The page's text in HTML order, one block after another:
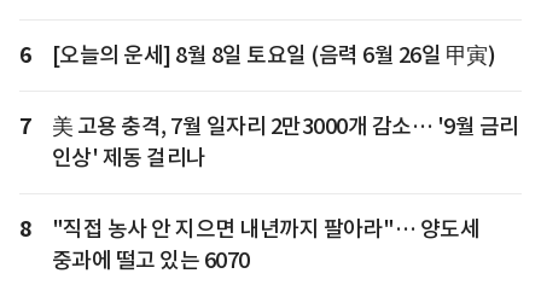
6 [오늘의 운세] 8월 8일 토요일 (음력 6월 26일 甲寅)
7
美 고용 충격, 7월 일자리 2만3000개 감소… '9월 금리
인상' 제동 걸리나
8
"직접 농사 안 지으면 내년까지 팔아라"… 양도세
중과에 떨고 있는 6070